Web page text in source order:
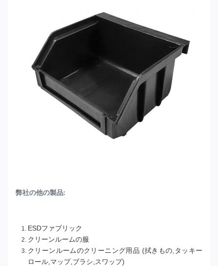
弊社の他の製品:
ESDファブリック
クリーンルームの服
クリーンルームのクリーニング用品 (拭きもの,タッキー
ロール,マップ,ブラシ,スワップ)